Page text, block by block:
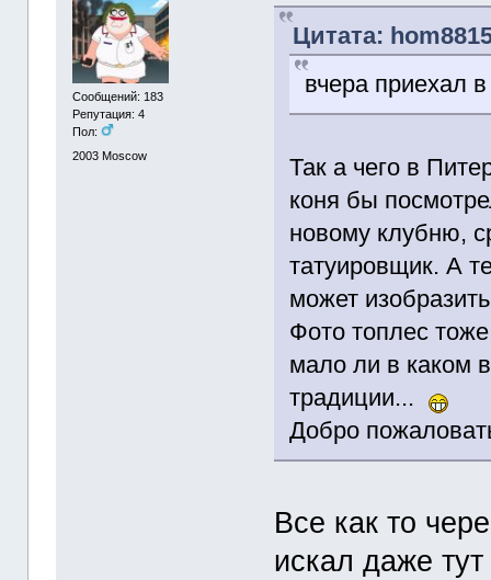
Сообщений: 183
Репутация: 4
Пол:
2003 Moscow
Цитата:
вчера приехал
Так а чего в
коня бы
новому клубню,
татуировщик. А
может
Фото топлес
мало ли в каком
традиции...
Добро
Все как то
искал даже